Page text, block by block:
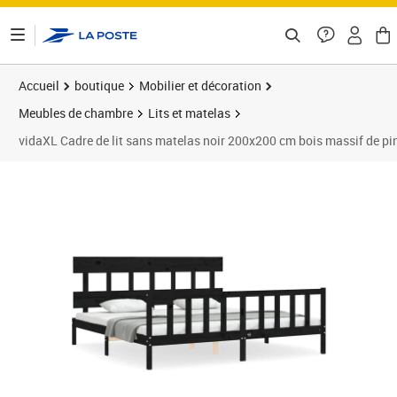
Accueil boutique
Mobilier et décoration
Meubles de chambre
Lits et matelas
vidaXL Cadre de lit sans matelas noir 200x200 cm bois massif de